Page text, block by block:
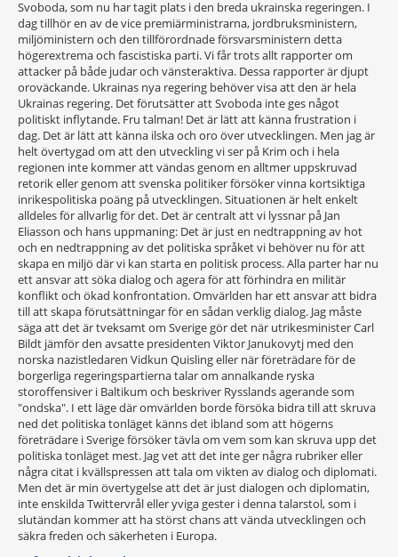
Svoboda, som nu har tagit plats i den breda ukrainska regeringen. I
dag tillhör en av de vice premiärministrarna, jordbruksministern,
miljöministern och den tillförordnade försvarsministern detta
högerextrema och fascistiska parti. Vi får trots allt rapporter om
attacker på både judar och vänsteraktiva. Dessa rapporter är djupt
oroväckande. Ukrainas nya regering behöver visa att den är hela
Ukrainas regering. Det förutsätter att Svoboda inte ges något
politiskt inflytande. Fru talman! Det är lätt att känna frustration i
dag. Det är lätt att känna ilska och oro över utvecklingen. Men jag är
helt övertygad om att den utveckling vi ser på Krim och i hela
regionen inte kommer att vändas genom en alltmer uppskruvad
retorik eller genom att svenska politiker försöker vinna kortsiktiga
inrikespolitiska poäng på utvecklingen. Situationen är helt enkelt
alldeles för allvarlig för det. Det är centralt att vi lyssnar på Jan
Eliasson och hans uppmaning: Det är just en nedtrappning av hot
och en nedtrappning av det politiska språket vi behöver nu för att
skapa en miljö där vi kan starta en politisk process. Alla parter har nu
ett ansvar att söka dialog och agera för att förhindra en militär
konflikt och ökad konfrontation. Omvärlden har ett ansvar att bidra
till att skapa förutsättningar för en sådan verklig dialog. Jag måste
säga att det är tveksamt om Sverige gör det när utrikesminister Carl
Bildt jämför den avsatte presidenten Viktor Janukovytj med den
norska nazistledaren Vidkun Quisling eller när företrädare för de
borgerliga regeringspartierna talar om annalkande ryska
storoffensiver i Baltikum och beskriver Rysslands agerande som
"ondska". I ett läge där omvärlden borde försöka bidra till att skruva
ned det politiska tonläget känns det ibland som att högerns
företrädare i Sverige försöker tävla om vem som kan skruva upp det
politiska tonläget mest. Jag vet att det inte ger några rubriker eller
några citat i kvällspressen att tala om vikten av dialog och diplomati.
Men det är min övertygelse att det är just dialogen och diplomatin,
inte enskilda Twittervrål eller yviga gester i denna talarstol, som i
slutändan kommer att ha störst chans att vända utvecklingen och
säkra freden och säkerheten i Europa.